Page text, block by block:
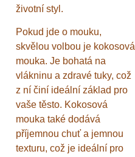
životní styl.
Pokud jde o mouku,
skvělou volbou je kokosová
mouka. Je bohatá na
vlákninu a zdravé tuky, což
z ní činí ideální základ pro
vaše těsto. Kokosová
mouka také dodává
příjemnou chuť a jemnou
texturu, což je ideální pro